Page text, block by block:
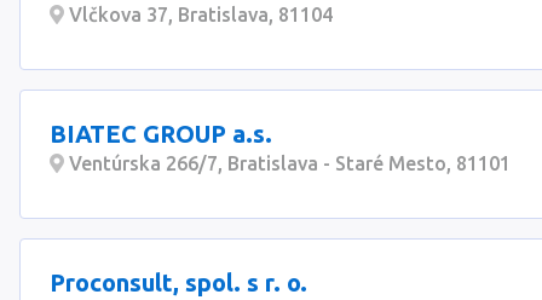
Vlčkova 37, Bratislava, 81104
BIATEC GROUP a.s.
Ventúrska 266/7, Bratislava - Staré Mesto, 81101
Proconsult, spol. s r. o.